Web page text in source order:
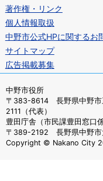
著作権・リンク
個人情報取扱
中野市公式HPに関するお
サイトマップ
広告掲載募集
中野市役所
〒383-8614 長野県中野
2111（代表）
豊田庁舎（市民課豊田窓口係
〒389-2192 長野県中野
Copyright © Nakano City